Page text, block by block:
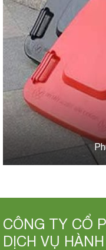
CÔNG TY CỔ
DỊCH VỤ